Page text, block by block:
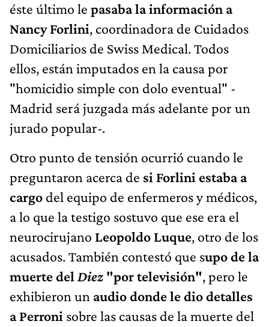
éste último le pasaba la información a
Nancy Forlini, coordinadora de Cuidados
Domiciliarios de Swiss Medical. Todos
ellos, están imputados en la causa por
"homicidio simple con dolo eventual" -
Madrid será juzgada más adelante por un
jurado popular-.
Otro punto de tensión ocurrió cuando le
preguntaron acerca de si Forlini estaba a
cargo del equipo de enfermeros y médicos,
a lo que la testigo sostuvo que ese era el
neurocirujano Leopoldo Luque, otro de los
acusados. También contestó que supo de la
muerte del Diez "por televisión", pero le
exhibieron un audio donde le dio detalles
a Perroni sobre las causas de la muerte del